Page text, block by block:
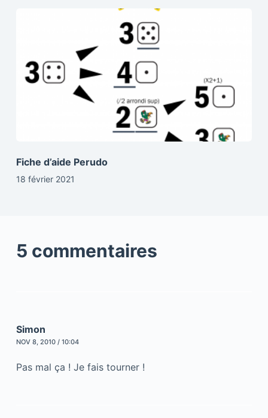
Fiche d’aide Perudo
18 février 2021
5 commentaires
Simon
NOV 8, 2010 / 10:04
Pas mal ça ! Je fais tourner !